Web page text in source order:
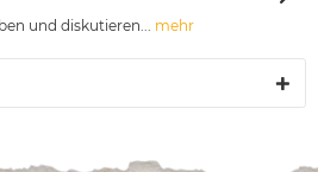
und diskutieren... mehr